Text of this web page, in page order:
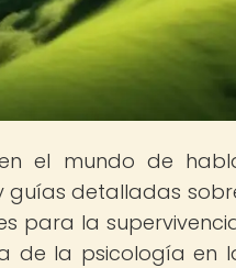
el mundo de
guías detalladas
para la
de la psicología en